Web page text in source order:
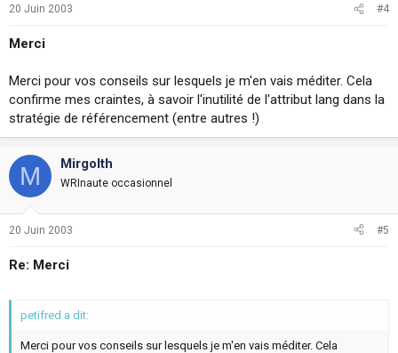
20 Juin 2003 #4
Merci
Merci pour vos conseils sur lesquels je m'en vais méditer. Cela
confirme mes craintes, à savoir l'inutilité de l'attribut lang dans la
stratégie de référencement (entre autres !)
M Mirgolth
WRInaute occasionnel
20 Juin 2003 #5
Re: Merci
petifred a dit:
Merci pour vos conseils sur lesquels je m'en vais méditer. Cela